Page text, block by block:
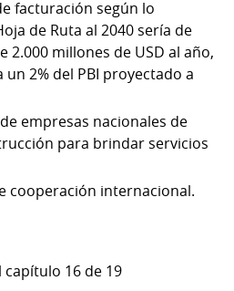
facturación según lo
de Ruta al 2040 sería de
2.000 millones de USD al año,
2% del PBI proyectado a
empresas nacionales de
para brindar servicios
cooperación internacional.
capítulo 16 de 19